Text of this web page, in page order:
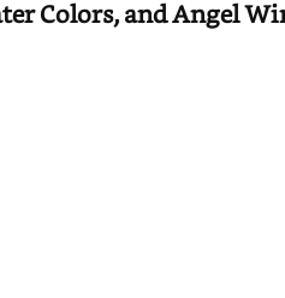
Colors, and Angel